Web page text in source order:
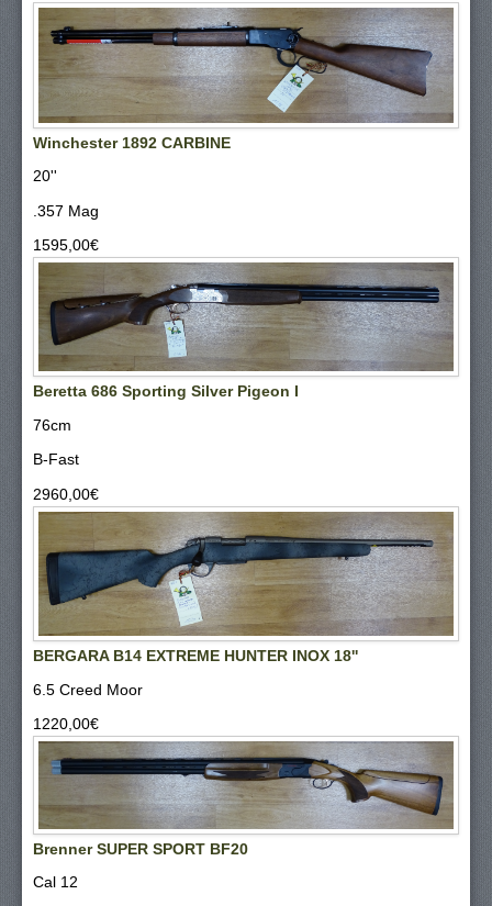
Winchester 1892 CARBINE
20''
.357 Mag
1595,00‎€
Beretta 686 Sporting Silver Pigeon I
76cm
B-Fast
2960,00‎€
BERGARA B14 EXTREME HUNTER INOX 18''
6.5 Creed Moor
1220,00‎€
Brenner SUPER SPORT BF20
Cal 12